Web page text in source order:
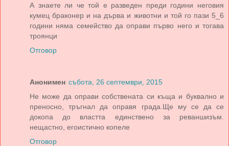
А знаете ли че той е разведен преди години неговия
кумец браконер и на дърва и животни и той го пази 5_6
години няма семейство да оправи първо него и тогава
троянци
Отговор
Анонимен събота, 26 септември, 2015
Не може да оправи собствената си къща и буквално и
преносно, тръгнал да оправя града.Ще му се да се
докопа до властта единствено за реваншизъм.
нещастно, егоистично копеле
Отговор